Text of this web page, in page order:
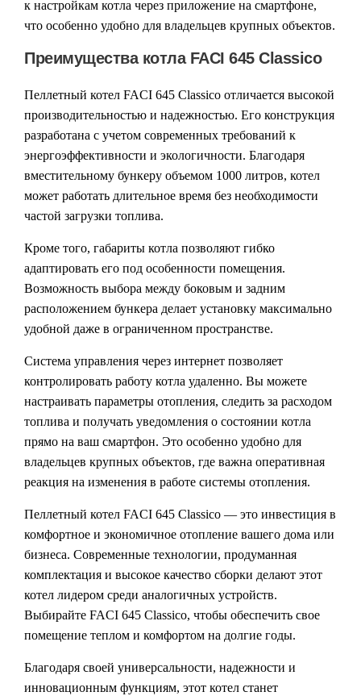
к настройкам котла через приложение на смартфоне,
что особенно удобно для владельцев крупных объектов.
Преимущества котла FACI 645 Classico
Пеллетный котел FACI 645 Classico отличается высокой
производительностью и надежностью. Его конструкция
разработана с учетом современных требований к
энергоэффективности и экологичности. Благодаря
вместительному бункеру объемом 1000 литров, котел
может работать длительное время без необходимости
частой загрузки топлива.
Кроме того, габариты котла позволяют гибко
адаптировать его под особенности помещения.
Возможность выбора между боковым и задним
расположением бункера делает установку максимально
удобной даже в ограниченном пространстве.
Система управления через интернет позволяет
контролировать работу котла удаленно. Вы можете
настраивать параметры отопления, следить за расходом
топлива и получать уведомления о состоянии котла
прямо на ваш смартфон. Это особенно удобно для
владельцев крупных объектов, где важна оперативная
реакция на изменения в работе системы отопления.
Пеллетный котел FACI 645 Classico — это инвестиция в
комфортное и экономичное отопление вашего дома или
бизнеса. Современные технологии, продуманная
комплектация и высокое качество сборки делают этот
котел лидером среди аналогичных устройств.
Выбирайте FACI 645 Classico, чтобы обеспечить свое
помещение теплом и комфортом на долгие годы.
Благодаря своей универсальности, надежности и
инновационным функциям, этот котел станет